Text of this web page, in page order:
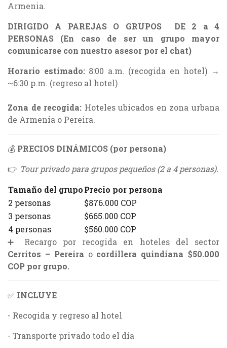
Armenia.
DIRIGIDO A PAREJAS O GRUPOS DE 2 a 4
PERSONAS (En caso de ser un grupo mayor
comunicarse con nuestro asesor por el chat)
Horario estimado:8:00 a.m. (recogida en hotel) →
~6:30 p.m. (regreso al hotel)
Zona de recogida: Hoteles ubicados en zona urbana
de Armenia o Pereira.
💰 PRECIOS DINÁMICOS (por persona)
👉 Tour privado para grupos pequeños (2 a 4 personas).
Tamaño del grupoPrecio por persona
2 personas
$876.000 COP
3 personas
$665.000 COP
4 personas
$560.000 COP
➕ Recargo por recogida en hoteles del sector
Cerritos – Pereira o cordillera quindiana $50.000
COP por grupo.
✅ INCLUYE
- Recogida y regreso al hotel
- Transporte privado todo el día